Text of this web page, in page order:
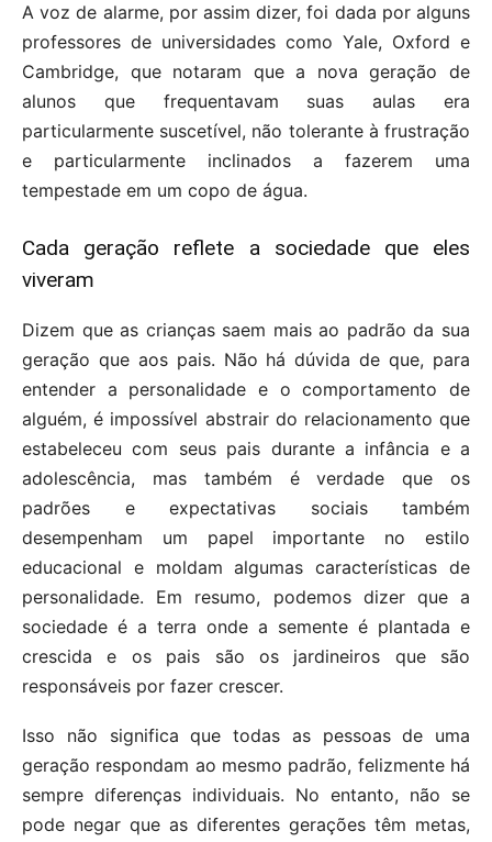
A voz de alarme, por assim dizer, foi dada por alguns
professores de universidades como Yale, Oxford e
Cambridge, que notaram que a nova geração de
alunos que frequentavam suas aulas era
particularmente suscetível, não tolerante à frustração
e particularmente inclinados a fazerem uma
tempestade em um copo de água.
Cada geração reflete a sociedade que eles
viveram
Dizem que as crianças saem mais ao padrão da sua
geração que aos pais. Não há dúvida de que, para
entender a personalidade e o comportamento de
alguém, é impossível abstrair do relacionamento que
estabeleceu com seus pais durante a infância e a
adolescência, mas também é verdade que os
padrões e expectativas sociais também
desempenham um papel importante no estilo
educacional e moldam algumas características de
personalidade. Em resumo, podemos dizer que a
sociedade é a terra onde a semente é plantada e
crescida e os pais são os jardineiros que são
responsáveis por fazer crescer.
Isso não significa que todas as pessoas de uma
geração respondam ao mesmo padrão, felizmente há
sempre diferenças individuais. No entanto, não se
pode negar que as diferentes gerações têm metas,